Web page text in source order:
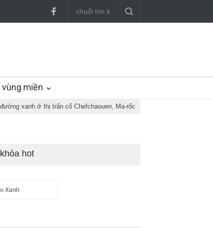
miền
xanh ở thị trấn cổ Chefchaouen, Ma-rốc
hot
Xanh